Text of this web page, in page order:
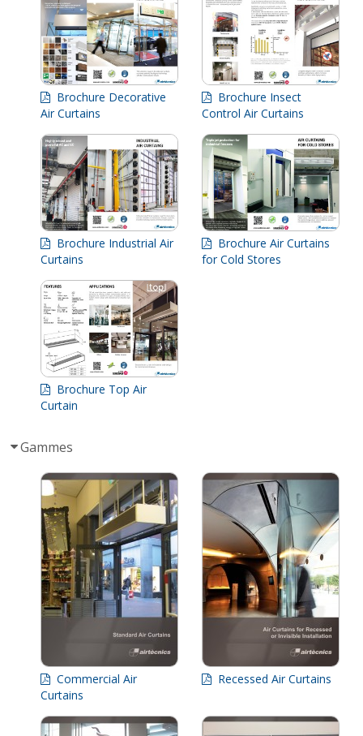
Brochure Decorative
Air Curtains
Brochure Insect
Control Air Curtains
Brochure Industrial Air
Curtains
Brochure Air Curtains
for Cold Stores
Brochure Top Air
Curtain
Gammes
Commercial Air
Curtains
Recessed Air Curtains